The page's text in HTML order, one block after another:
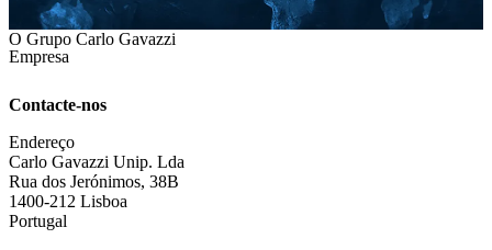
O Grupo Carlo Gavazzi
Empresa
Contacte-nos
Endereço
Carlo Gavazzi Unip. Lda
Rua dos Jerónimos, 38B
1400-212 Lisboa
Portugal